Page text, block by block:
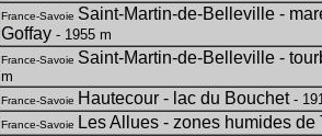
France-Savoie Saint-Martin-de-Belleville -
Goffay - 1955 m
France-Savoie Saint-Martin-de-Belleville -
m
France-Savoie Hautecour - lac du Bouchet-
France-Savoie Les Allues - zones humides de